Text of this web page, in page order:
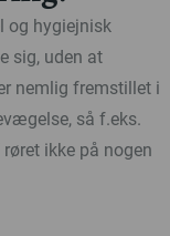
og hygiejnisk
sig, uden at
nemlig fremstillet i
så f.eks.
ikke på nogen